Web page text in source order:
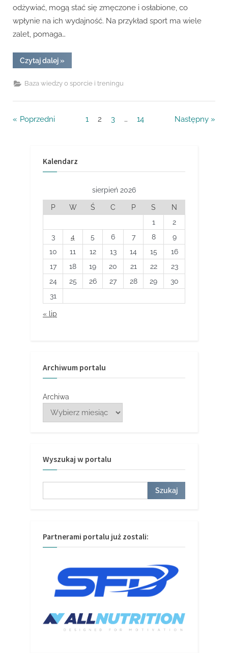
odżywiać, mogą stać się zmęczone i osłabione, co
wpłynie na ich wydajność. Na przykład sport ma wiele
zalet, pomaga…
Czytaj dalej“Sport
to
ale
trzeba
o
»
Baza wiedzy o sporcie i treningu
Nawigacja
wpisach
Poprzedni 1 2 3 … 14 Następny
Kalendarz
sierpień 2026
P W Ś C P S
N
1
2
3
4 5 6 7 8
9
10
11 12 13 14 15
16
17
18 19 20 21 22
23
24
25 26 27 28 29
30
31
« lip
Archiwum portalu
Archiwa
Wyszukaj w portalu
Szukaj
Partnerami portalu już zostali: